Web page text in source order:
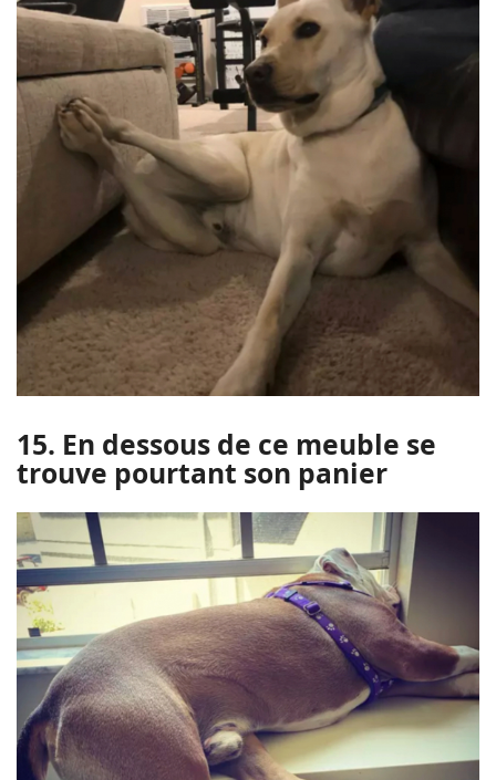
15. En dessous de ce meuble se
trouve pourtant son panier